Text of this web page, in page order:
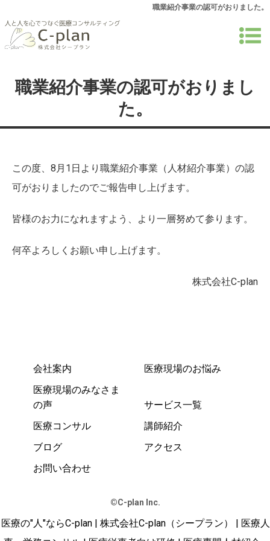
職業紹介事業の認可がおりました。
職業紹介事業の認可がおりまし
た。
この度、8月1日より職業紹介事業（人材紹介事業）の認
可がおりましたのでご報告申し上げます。
皆様のお力になれますよう、より一層努めて参ります。
何卒よろしくお願い申し上げます。
株式会社C-plan
会社案内
医療現場のお悩み
医療現場のみなさま
の声
サービス一覧
医療コンサル
講師紹介
ブログ
アクセス
お問い合わせ
©️C-plan Inc.
医療の"人"ならC-plan | 株式会社C-plan（シープラン） | 医療人